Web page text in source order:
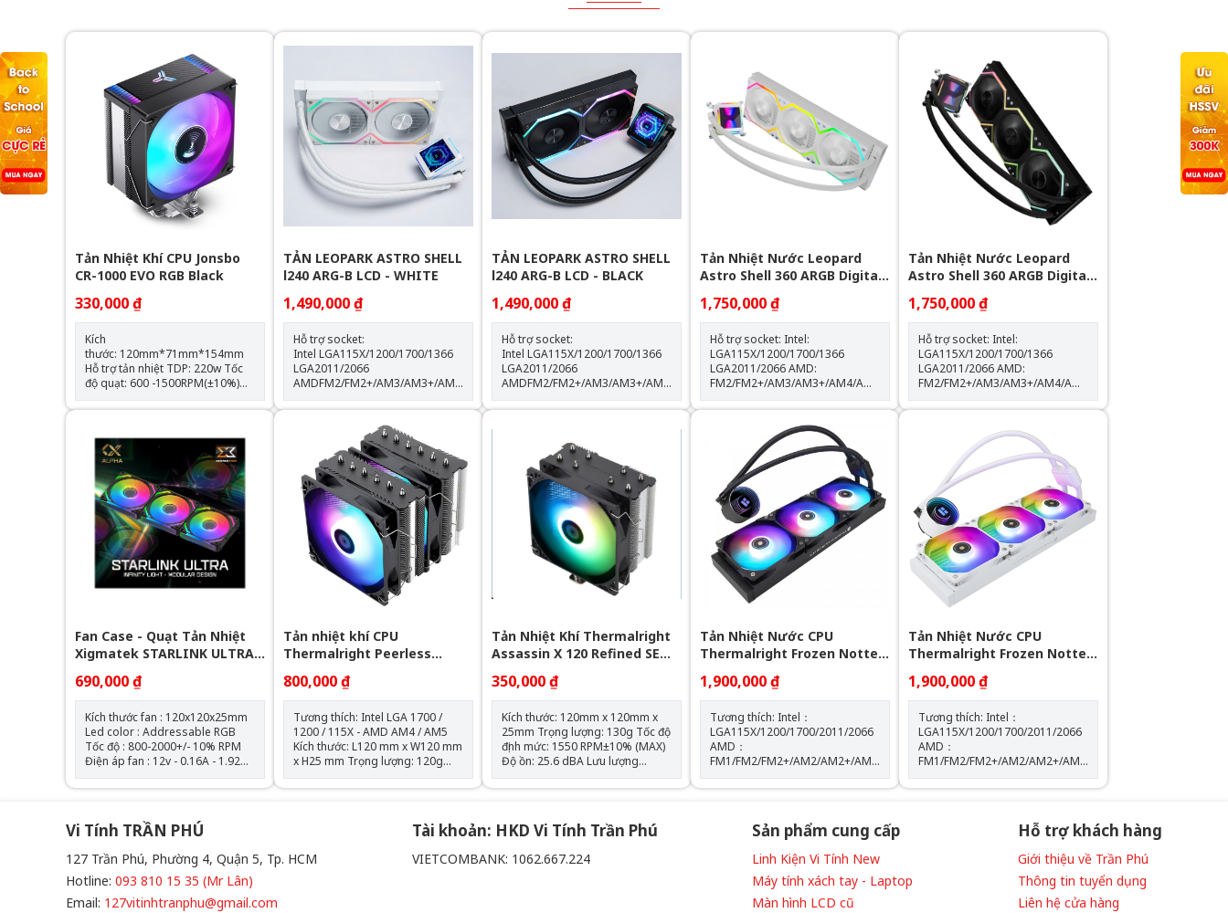
Tản Nhiệt Khí CPU Jonsbo
CR-1000 EVO RGB Black
330,000 ₫
Kích
thước: 120mm*71mm*154mm
Hỗ trợ tản nhiệt TDP: 220w Tốc
độ quạt: 600 -1500RPM(±10%)
Hỗ trợ Socket LGA 1700 & AM5
Trang bị 4 ống đồng dẫn nhiệt
TẢN LEOPARK ASTRO SHELL
l240 ARG-B LCD - WHITE
1,490,000 ₫
Hỗ trợ socket:
Intel LGA115X/1200/1700/1366
LGA2011/2066
AMDFM2/FM2+/AM3/AM3+/AM4/AM5
Thông số kỹ thuật: Kích thước
quạt: 120*120*25mm Tốc độ
quạt: 600-2000RPM +-10% Lưu
lượng gió: 64.3CFM Tuổi thọ
quạt: 40.000 giờ Độ ồn: 31.5dBA
Vòng bi: Hydraulic Tuổi thọ máy
bơm: 30.000 giờ độ ồn: 30dBA
tốc độ bơm: 2400 +- 10%
TẢN LEOPARK ASTRO SHELL
l240 ARG-B LCD - BLACK
1,490,000 ₫
Hỗ trợ socket:
Intel LGA115X/1200/1700/1366
LGA2011/2066
AMDFM2/FM2+/AM3/AM3+/AM4/AM5
Thông số kỹ thuật: Kích thước
quạt: 120*120*25mm Tốc độ
lượng gió: 64.3CFM Tuổi thọ
quạt: 40.000 giờ Độ ồn: 31.5dBA
Vòng bi: Hydraulic Tuổi thọ máy
bơm: 30.000 giờ độ ồn: 30dBA
tốc độ bơm: 2400 +- 10%
Tản Nhiệt Nước Leopard
Astro Shell 360 ARGB Digital
1,750,000 ₫
Hỗ trợ socket: Intel:
LGA115X/1200/1700/1366
LGA2011/2066 AMD:
FM2/FM2+/AM3/AM3+/AM4/AM5
Kích thước khối rad:
397*120*60.5mm Kích thước
quạt: 120*120*25mm Tốc độ
quạt: 600-2000RPM +-10% Lưu
lượng gió: 64.3CFM Tuổi thọ
quạt: 40.000 giờ Độ ồn: 31.5dBA
Vòng bi: Hydraulic Tuổi thọ máy
bơm: 30.000 giờ Độ ồn: 30dBA
Tốc độ bơm: 2400 +- 10%
Tản Nhiệt Nước Leopard
Astro Shell 360 ARGB Digital
1,750,000 ₫
Hỗ trợ socket: Intel:
LGA115X/1200/1700/1366
LGA2011/2066 AMD:
FM2/FM2+/AM3/AM3+/AM4/AM5
Kích thước khối rad:
397*120*60.5mm Kích thước
quạt: 120*120*25mm Tốc độ
quạt: 600-2000RPM +-10% Lưu
lượng gió: 64.3CFM Tuổi thọ
quạt: 40.000 giờ Độ ồn: 31.5dBA
Vòng bi: Hydraulic Tuổi thọ máy
bơm: 30.000 giờ Độ ồn: 30dBA
Tốc độ bơm: 2400 +- 10%
Fan Case - Quạt Tản Nhiệt
Xigmatek STARLINK ULTRA -
EN40412 ARGB ( Bộ 3 Fan)
690,000 ₫
Kích thước fan : 120x120x25mm
Led color : Addressable RGB
Tốc độ : 800-2000+/- 10% RPM
Điện áp fan : 12v - 0.16A - 1.92W
Điện áp led : 5v - 0.864A - 4.32W
AirFlow : 68.5 CFM Air Pressure :
hub điều khiển và remote
Tản nhiệt khí CPU
Thermalright Peerless
Assassin 120 SE ARGB (Đen, 2
Tháp)
800,000 ₫
Tương thích: Intel LGA 1700 /
1200 / 115X - AMD AM4 / AM5
Kích thước: L120 mm x W120 mm
x H25 mm Trọng lượng: 120g
Tốc độ định mức: 1550 RPM ±
10% (MAX) Mức ồn: 25,6 dBA
PWM) Đầu nối ARGB sync main
Tản Nhiệt Khí Thermalright
Assassin X 120 Refined SE
350,000 ₫
Kích thước: 120mm x 120mm x
25mm Trọng lượng: 130g Tốc độ
định mức: 1550 RPM±10% (MAX)
Độ ồn: 25.6 dBA Lưu lượng
không khí: 66,17 CFM (MAX) Áp
suất không khí: 1.53mm H2O
vòng bi: Vòng bi S-FDB
Tản Nhiệt Nước CPU
Thermalright Frozen Notte
360 BLACK ARGB
1,900,000 ₫
Tương thích: Intel：
LGA115X/1200/1700/2011/2066
AMD：
FM1/FM2/FM2+/AM2/AM2+/AM3/AM3+/AM4/AM5
Kích thước máy bơm: W72 mm x
D72 mm x H54 mm Tốc độ định
vòng/phút±10% (MAX) Độ ồn của
máy bơm: 28 dBA Màu sắc:
Tản Nhiệt Nước CPU
Thermalright Frozen Notte
360 WHITE ARGB
1,900,000 ₫
Tương thích: Intel：
LGA115X/1200/1700/2011/2066
AMD：
FM1/FM2/FM2+/AM2/AM2+/AM3/AM3+/AM4/AM5
Kích thước máy bơm: W72 mm x
D72 mm x H54 mm Tốc độ định
vòng/phút±10% (MAX) Độ ồn của
Vi Tính TRẦN PHÚ
127 Trần Phú, Phường 4, Quận 5, Tp. HCM
Hotline: 093 810 15 35 (Mr Lân)
Email: 127vitinhtranphu@gmail.com
Tài khoản: HKD Vi Tính Trần Phú
VIETCOMBANK: 1062.667.224
Sản phẩm cung cấp
Linh Kiện Vi Tính New
Máy tính xách tay - Laptop
Màn hình LCD cũ
Hỗ trợ khách hàng
Giới thiệu về Trần Phú
Thông tin tuyển dụng
Liên hệ cửa hàng